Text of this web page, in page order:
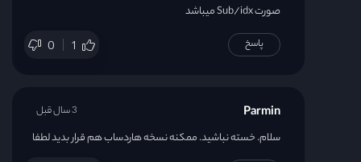
صورت Sub/idx میباشد
0 1 پاسخ
Parmin
سلام. خسته نباشید. ممکنه نسخه هاردساب هم قرار بدید لطفا
3 سال قبل